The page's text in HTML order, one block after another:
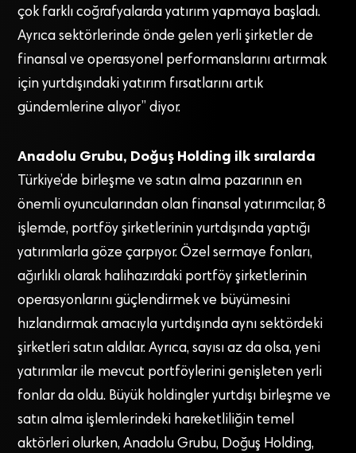
çok farklı coğrafyalarda yatırım yapmaya başladı.
Ayrıca sektörlerinde önde gelen yerli şirketler de
finansal ve operasyonel performanslarını artırmak
için yurtdışındaki yatırım fırsatlarını artık
gündemlerine alıyor” diyor.
Anadolu Grubu, Doğuş Holding ilk sıralarda
Türkiye’de birleşme ve satın alma pazarının en
önemli oyuncularından olan finansal yatırımcılar, 8
işlemde, portföy şirketlerinin yurtdışında yaptığı
yatırımlarla göze çarpıyor. Özel sermaye fonları,
ağırlıklı olarak halihazırdaki portföy şirketlerinin
operasyonlarını güçlendirmek ve büyümesini
hızlandırmak amacıyla yurtdışında aynı sektördeki
şirketleri satın aldılar. Ayrıca, sayısı az da olsa, yeni
yatırımlar ile mevcut portföylerini genişleten yerli
fonlar da oldu. Büyük holdingler yurtdışı birleşme ve
satın alma işlemlerindeki hareketliliğin temel
aktörleri olurken, Anadolu Grubu, Doğuş Holding,